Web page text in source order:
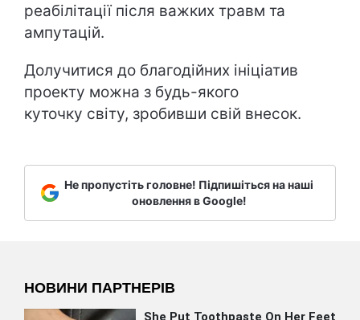
реабілітації після важких травм та
ампутацій.
Долучитися до благодійних ініціатив
проекту можна з будь-якого
куточку світу, зробивши свій внесок.
Не пропустіть головне! Підпишіться на наші
оновлення в Google!